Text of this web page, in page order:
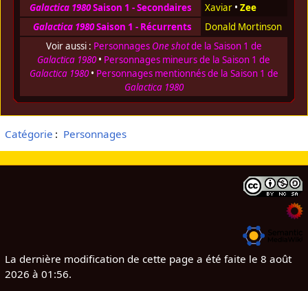
Galactica 1980Saison 1 - Secondaires Xaviar• Zee
Galactica 1980Saison 1 - Récurrents
Donald Mortinson
Voir aussi : Personnages One shotde la Saison 1 de
Galactica 1980• Personnages mineurs de la Saison 1 de
Galactica 1980• Personnages mentionnés de la Saison 1 de
Galactica 1980
Catégorie : Personnages
La dernière modification de cette page a été faite le 8 août
2026 à 01:56.